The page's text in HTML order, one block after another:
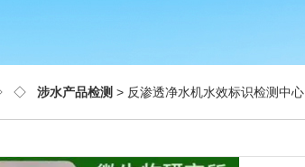
◇ 涉水产品检测 > 反渗透净水机水效标识检测中心